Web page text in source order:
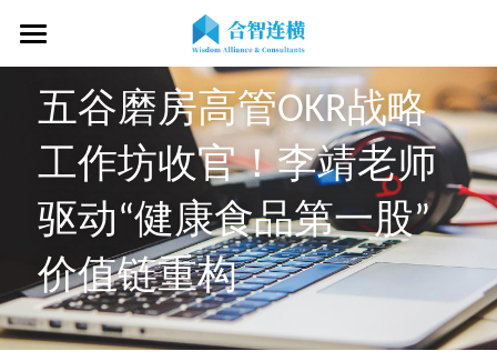
首页
关于我们
关于我们
OKR专家
战略伙伴
客户见证
专业服务
OKR服务体系
OKR系统落地陪跑
OKR战略解码
OKR教练认证
了解COC
OKR证书查询
学习资源
专家视频
新闻动态
五谷磨房高管OKR战略
工作坊收官！李靖老师
驱动“健康食品第一股”
价值链重构